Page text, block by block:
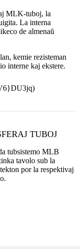
MLK-tuboj, la
La interna
de almenaŭ
kemie rezisteman
interne kaj ekstere.
TUBOJ
tubsistemo MLB
tavolo sub la
por la respektivaj